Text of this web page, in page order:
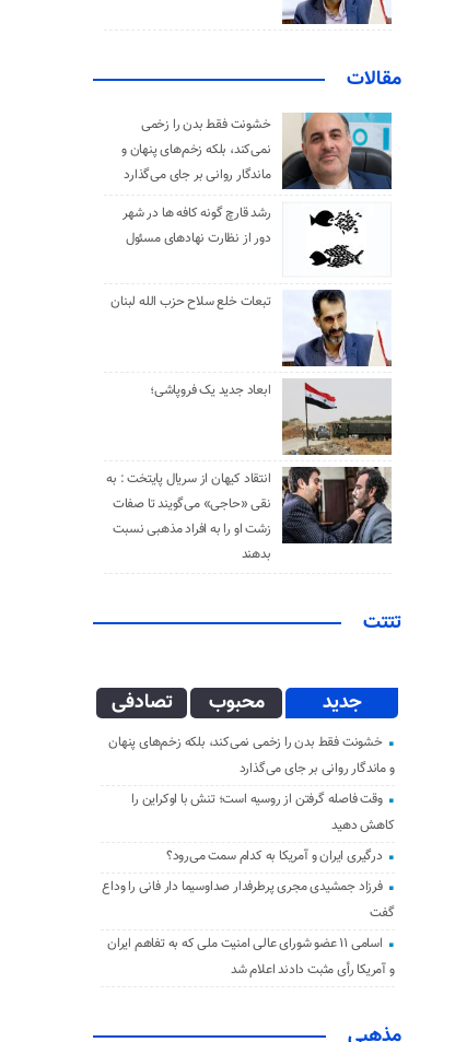
مقالات
خشونت فقط بدن را زخمی
نمی‌کند، بلکه زخم‌های پنهان و
ماندگار روانی بر جای می‌گذارد
رشد قارچ گونه کافه ها در شهر
دور از نظارت نهادهای مسئول
تبعات خلع سلاح حزب الله لبنان
ابعاد جدید یک فروپاشی؛
انتقاد کیهان از سریال پایتخت : به
نقی «حاجی» می‌گویند تا صفات
زشت او را به افراد مذهبی نسبت
بدهند
تتتت
جدید محبوب تصادفی
خشونت فقط بدن را زخمی نمی‌کند، بلکه زخم‌های پنهان
و ماندگار روانی بر جای می‌گذارد
وقت فاصله گرفتن از روسیه است؛ تنش با اوکراین را
کاهش دهید
درگیری ایران و آمریکا به کدام سمت می‌رود؟
فرزاد جمشیدی مجری پرطرفدار صداوسیما دار فانی را وداع
گفت
اسامی ۱۱ عضو شورای عالی امنیت ملی که به تفاهم ایران
و آمریکا رأی مثبت دادند اعلام شد
مذهبی